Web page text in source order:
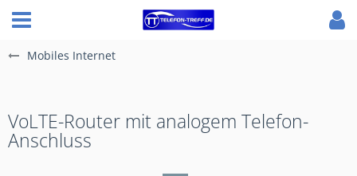
Mobiles Internet
VoLTE-Router mit analogem Telefon-
Anschluss